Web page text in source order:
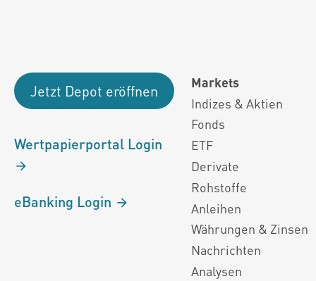
Jetzt Depot eröffnen
Wertpapierportal Login
eBanking Login
Markets
Indizes & Aktien
Fonds
ETF
Derivate
Rohstoffe
Anleihen
Währungen & Zinsen
Nachrichten
Analysen